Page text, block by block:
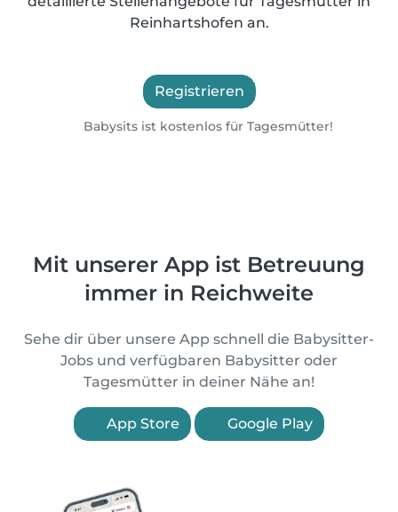
Reinhartshofen an.
Registrieren
Babysits ist kostenlos für Tagesmütter!
Mit unserer App ist Betreuung
immer in Reichweite
Sehe dir über unsere App schnell die Babysitter-
Jobs und verfügbaren Babysitter oder
Tagesmütter in deiner Nähe an!
App Store Google Play